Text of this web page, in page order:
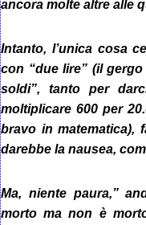
ancora molte altre alle
Intanto, l’unica cosa
con “due lire” (il
soldi”, tanto per
moltiplicare 600 per
bravo in matematica),
darebbe la nausea,
Ma, niente paura,”
morto ma non è